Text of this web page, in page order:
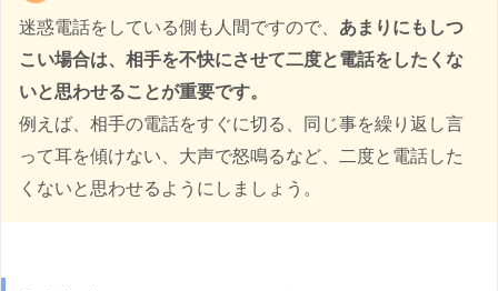
迷惑電話をしている側も人間ですので、 あまりにもしつ
こい場合は、相手を不快にさせて二度と電話をしたくな
いと思わせることが重要です。
例えば、相手の電話をすぐに切る、同じ事を繰り返し言
って耳を傾けない、大声で怒鳴るなど、二度と電話した
くないと思わせるようにしましょう。